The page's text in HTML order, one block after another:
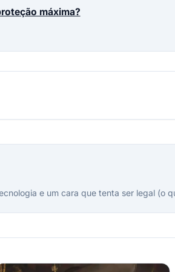
máxima?
e um cara que tenta ser legal (o